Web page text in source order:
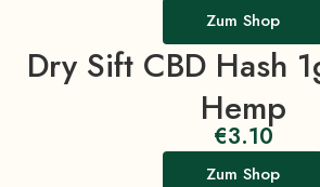
Zum Shop
Dry Sift CBD Hash
Hemp
€3.10
Zum Shop